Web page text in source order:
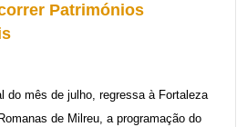
Patrimónios
do mês de julho, regressa à Fortaleza
de Milreu, a programação do